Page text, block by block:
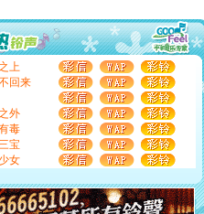
你五千万：千万快乐！千万要健康！千万
知足！千万不要忘记我！
的日子才会想起你,而是这样的日子才
扰你,告诉你,圣诞要快乐!新年要快乐!天天
祝福的心,在这个特别的日子里,愿幸福,
,一切美好的祝愿与你同在.圣诞快乐!
会触电；看不到你我要充电；没有你我会
职业，想你是我事业，抱你是我特长，吻
晶之恋祝你新年快乐
世和你在一起；三是三生三世和你不再分
你新年快乐
上
回来
外
毒
宝
女